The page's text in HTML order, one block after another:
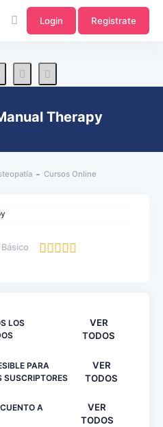
Login Registrate
Therapy
Cursos Online
Básico
LOS
VER
TODOS
PARA
SUSCRIPTORES
VER
TODOS
A
VER
TODOS